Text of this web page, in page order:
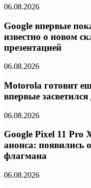
06.08.2026
Google впервые
известно о новом
презентацией
06.08.2026
Motorola готовит
впервые
06.08.2026
Google Pixel 11 Pro
анонса: появились
флагмана
06.08.2026